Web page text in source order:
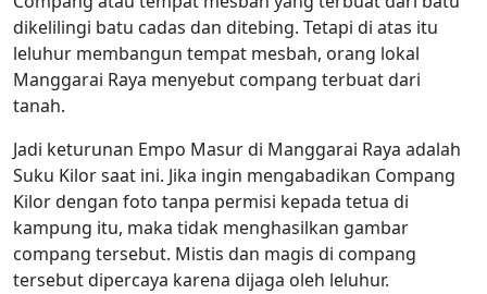
dikelilingi batu cadas dan ditebing. Tetapi di atas itu
leluhur membangun tempat mesbah, orang lokal
Manggarai Raya menyebut compang terbuat dari
tanah.
Jadi keturunan Empo Masur di Manggarai Raya adalah
Suku Kilor saat ini. Jika ingin mengabadikan Compang
Kilor dengan foto tanpa permisi kepada tetua di
kampung itu, maka tidak menghasilkan gambar
compang tersebut. Mistis dan magis di compang
tersebut dipercaya karena dijaga oleh leluhur.